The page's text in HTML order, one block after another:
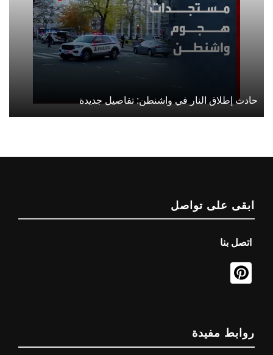
حادث إطلاق النار في واشنطن: تفاصيل جديدة
ابقى على تواصل
اتصل بنا
روابط مفيدة